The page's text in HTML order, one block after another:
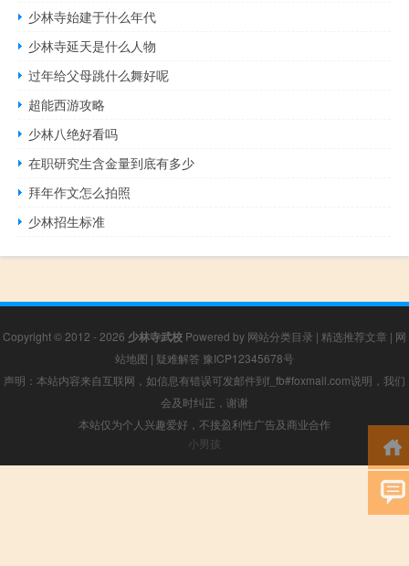
少林寺始建于什么年代
少林寺延天是什么人物
过年给父母跳什么舞好呢
超能西游攻略
少林八绝好看吗
在职研究生含金量到底有多少
拜年作文怎么拍照
少林招生标准
Copyright © 2012 - 2026 少林寺武校 Powered by 网站分类目录 | 精选推荐文章 | 网
站地图 | 疑难解答 豫ICP12345678号
声明：本站内容来自互联网，如信息有错误可发邮件到f_fb#foxmail.com说明，我们
会及时纠正，谢谢
本站仅为个人兴趣爱好，不接盈利性广告及商业合作
小男孩